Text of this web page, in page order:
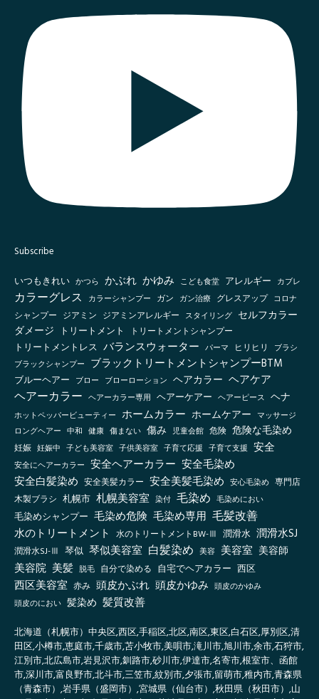
Subscribe
いつもきれい かつら かぶれ かゆみ こども食堂 アレルギー カブレ
カラーグレス カラーシャンプー ガン ガン治療 グレスアップ コロナ
シャンプー ジアミン ジアミンアレルギー スタイリング セルフカラー
ダメージ
トリートメント
トリートメントシャンプー
トリートメントレス バランスウォーター パーマ ヒリヒリ ブラシ
ブラックシャンプー ブラックトリートメントシャンプーBTM
ブルーヘアー ブロー ブローローション ヘアカラー ヘアケア
ヘアーカラー ヘアーカラー専用 ヘアーケアー ヘアーピース ヘナ
ホットペッパービューティー ホームカラー ホームケアー マッサージ
ロングヘアー 中和 健康 傷まない 傷み 児童会館 危険 危険な毛染め
妊娠 妊娠中 子ども美容室 子供美容室 子育て応援 子育て支援 安全
安全にヘアーカラー 安全ヘアーカラー 安全毛染め
安全白髪染め 安全美髪カラー 安全美髪毛染め 安心毛染め 専門店
木製ブラシ 札幌市 札幌美容室 染付 毛染め 毛染めにおい
毛染めシャンプー 毛染め危険 毛染め専用 毛髪改善
水のトリートメント 水のトリートメントBW-Ⅲ 潤滑水 潤滑水SJ
潤滑水SJ-Ⅲ 琴似 琴似美容室 白髪染め 美容 美容室 美容師
美容院 美髪 脱毛 自分で染める 自宅でヘアカラー 西区
西区美容室 赤み 頭皮かぶれ 頭皮かゆみ 頭皮のかゆみ
頭皮のにおい 髪染め 髪質改善
北海道（札幌市）中央区,西区,手稲区,北区,南区,東区,白石区,厚別区,清
田区,小樽市,恵庭市,千歳市,苫小牧市,美唄市,滝川市,旭川市,余市,石狩市,
江別市,北広島市,岩見沢市,釧路市,砂川市,伊達市,名寄市,根室市、函館
市,深川市,富良野市,北斗市,三笠市,紋別市,夕張市,留萌市,稚内市,青森県
（青森市）,岩手県（盛岡市）,宮城県（仙台市）,秋田県（秋田市）,山